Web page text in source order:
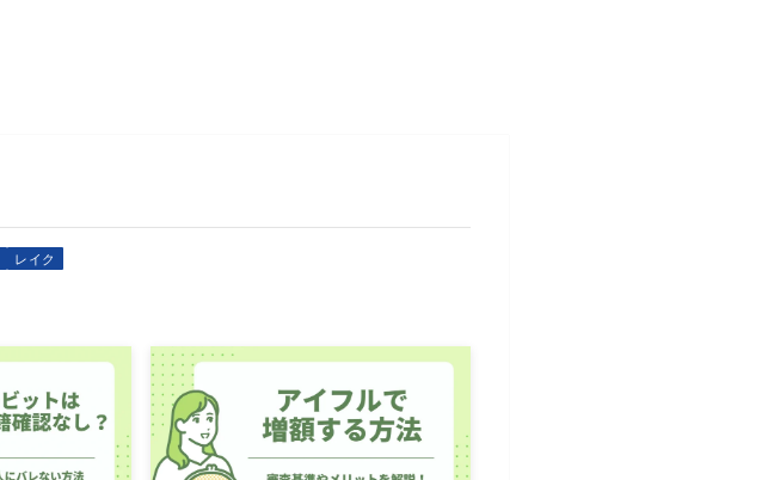
レイク